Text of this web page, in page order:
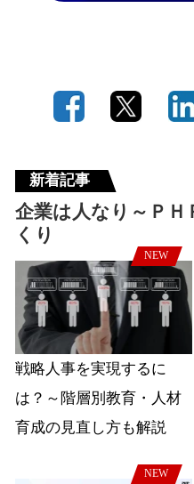
新着記事
企業は人なり～ＰＨ
くり
NEW
戦略人事を実現するに
は？～階層別教育・人材
育成の見直し方も解説
NEW